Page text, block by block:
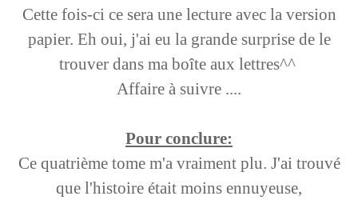
Cette fois-ci ce sera une lecture avec la version
papier. Eh oui, j'ai eu la grande surprise de le
trouver dans ma boîte aux lettres^^
Affaire à suivre ....
Pour conclure:
Ce quatrième tome m'a vraiment plu. J'ai trouvé
que l'histoire était moins ennuyeuse,